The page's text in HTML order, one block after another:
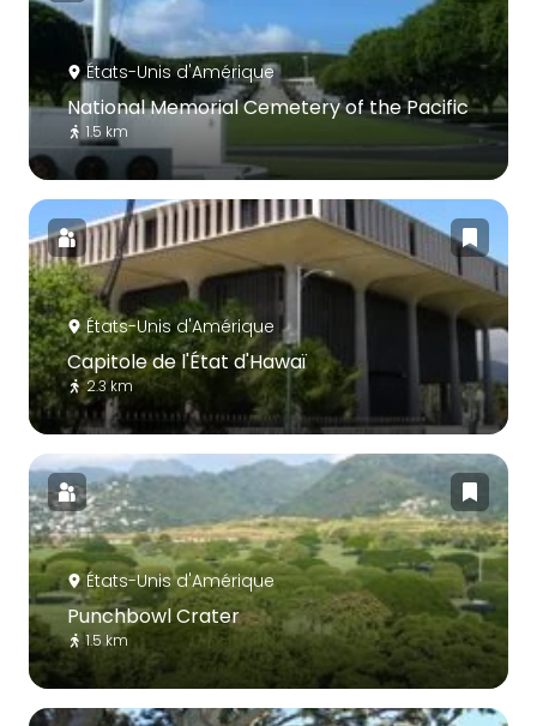
États-Unis d'Amérique
National Memorial Cemetery of the Pacific
1.5 km
États-Unis d'Amérique
Capitole de l'État d'Hawaï
2.3 km
États-Unis d'Amérique
Punchbowl Crater
1.5 km